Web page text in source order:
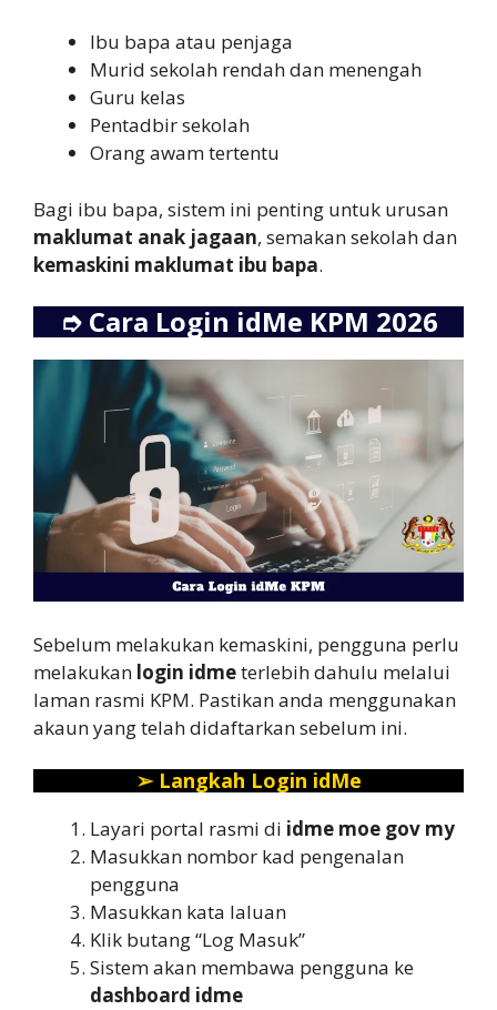
Ibu bapa atau penjaga
Murid sekolah rendah dan menengah
Guru kelas
Pentadbir sekolah
Orang awam tertentu
Bagi ibu bapa, sistem ini penting untuk urusan
maklumat anak jagaan, semakan sekolah dan
kemaskini maklumat ibu bapa.
➮ Cara Login idMe KPM 2026
Sebelum melakukan kemaskini, pengguna perlu
melakukan login idmeterlebih dahulu melalui
laman rasmi KPM. Pastikan anda menggunakan
akaun yang telah didaftarkan sebelum ini.
➢ Langkah Login idMe
Layari portal rasmi di idme moe gov my
Masukkan nombor kad pengenalan
pengguna
Masukkan kata laluan
Klik butang “Log Masuk”
Sistem akan membawa pengguna ke
dashboard idme